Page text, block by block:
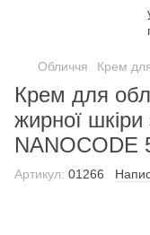
Обличчя Крем
Крем для
жирної
NANOCODE
Артикул: 01266